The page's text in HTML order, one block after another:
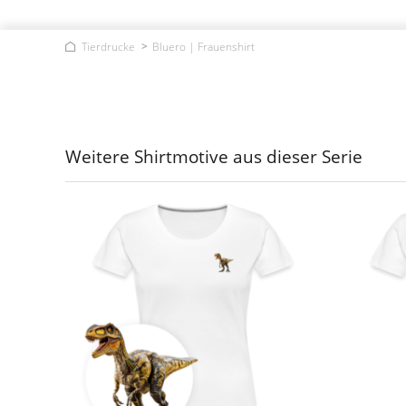
Tierdrucke Bluero | Frauenshirt
Weitere Shirtmotive aus dieser Serie